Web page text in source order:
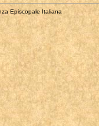
Episcopale Italiana